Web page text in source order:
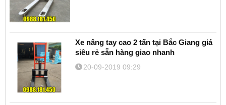
Xe nâng tay cao 2 tấn tại Bắc Giang giá
siêu rẻ sẵn hàng giao nhanh
20-09-2019 09:29